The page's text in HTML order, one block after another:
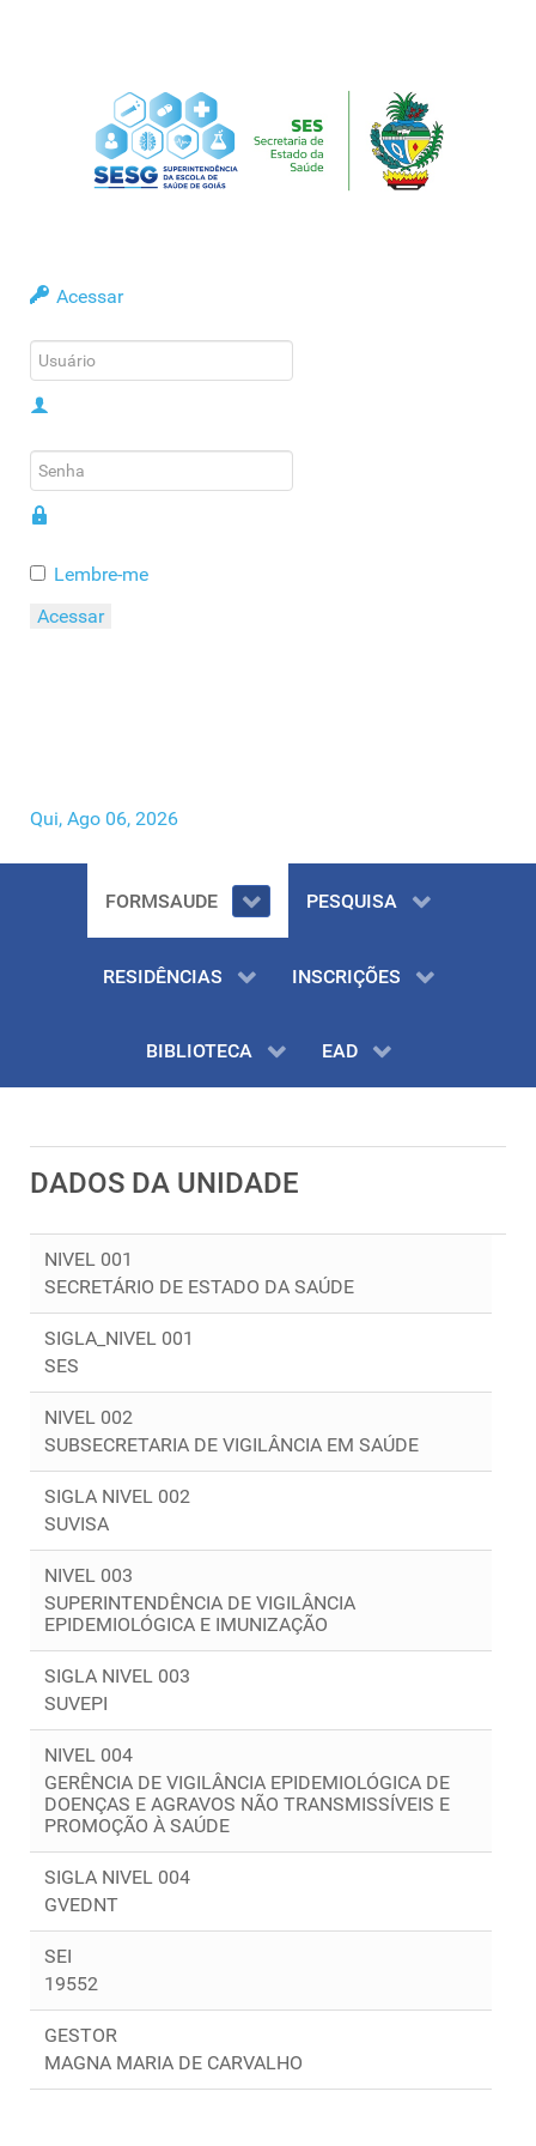
Acessar
Lembre-me
Acessar
Qui, Ago 06, 2026
FORMSAUDE PESQUISA
RESIDÊNCIAS INSCRIÇÕES
BIBLIOTECA EAD
DADOS DA UNIDADE
NIVEL 001
SECRETÁRIO DE ESTADO DA SAÚDE
SIGLA_NIVEL 001
SES
NIVEL 002
SUBSECRETARIA DE VIGILÂNCIA EM SAÚDE
SIGLA NIVEL 002
SUVISA
NIVEL 003
SUPERINTENDÊNCIA DE VIGILÂNCIA
EPIDEMIOLÓGICA E IMUNIZAÇÃO
SIGLA NIVEL 003
SUVEPI
NIVEL 004
GERÊNCIA DE VIGILÂNCIA EPIDEMIOLÓGICA DE
DOENÇAS E AGRAVOS NÃO TRANSMISSÍVEIS E
PROMOÇÃO À SAÚDE
SIGLA NIVEL 004
GVEDNT
SEI
19552
GESTOR
MAGNA MARIA DE CARVALHO